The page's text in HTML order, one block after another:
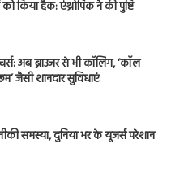
किया हैक: एंथ्रोपिक ने की पुष्टि
अब ब्राउजर से भी कॉलिंग, ‘कॉल
जैसी शानदार सुविधाएं
समस्या, दुनिया भर के यूजर्स परेशान